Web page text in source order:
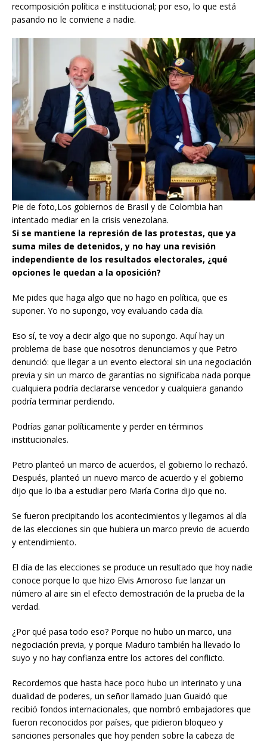
recomposición política e institucional; por eso, lo que está
pasando no le conviene a nadie.
Pie de foto,Los gobiernos de Brasil y de Colombia han
intentado mediar en la crisis venezolana.
Si se mantiene la represión de las protestas, que ya
suma miles de detenidos, y no hay una revisión
independiente de los resultados electorales, ¿qué
opciones le quedan a la oposición?
Me pides que haga algo que no hago en política, que es
suponer. Yo no supongo, voy evaluando cada día.
Eso sí, te voy a decir algo que no supongo. Aquí hay un
problema de base que nosotros denunciamos y que Petro
denunció: que llegar a un evento electoral sin una negociación
previa y sin un marco de garantías no significaba nada porque
cualquiera podría declararse vencedor y cualquiera ganando
podría terminar perdiendo.
Podrías ganar políticamente y perder en términos
institucionales.
Petro planteó un marco de acuerdos, el gobierno lo rechazó.
Después, planteó un nuevo marco de acuerdo y el gobierno
dijo que lo iba a estudiar pero María Corina dijo que no.
Se fueron precipitando los acontecimientos y llegamos al día
de las elecciones sin que hubiera un marco previo de acuerdo
y entendimiento.
El día de las elecciones se produce un resultado que hoy nadie
conoce porque lo que hizo Elvis Amoroso fue lanzar un
número al aire sin el efecto demostración de la prueba de la
verdad.
¿Por qué pasa todo eso? Porque no hubo un marco, una
negociación previa, y porque Maduro también ha llevado lo
suyo y no hay confianza entre los actores del conflicto.
Recordemos que hasta hace poco hubo un interinato y una
dualidad de poderes, un señor llamado Juan Guaidó que
recibió fondos internacionales, que nombró embajadores que
fueron reconocidos por países, que pidieron bloqueo y
sanciones personales que hoy penden sobre la cabeza de